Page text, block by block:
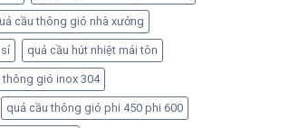
cầu thông gió nhà xưởng
quả cầu hút nhiệt mái tôn
thông gió inox 304
quả cầu thông gió phi 450 phi 600